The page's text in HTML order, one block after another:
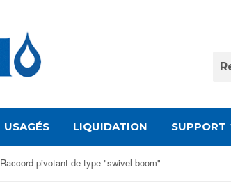
USAGÉS LIQUIDATION SUPPORT
Raccord pivotant de type "swivel boom"